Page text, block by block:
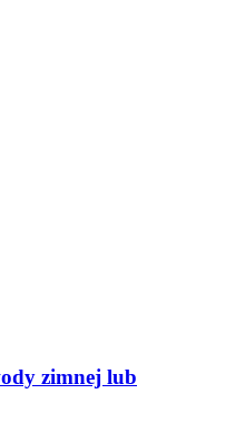
zimnej lub